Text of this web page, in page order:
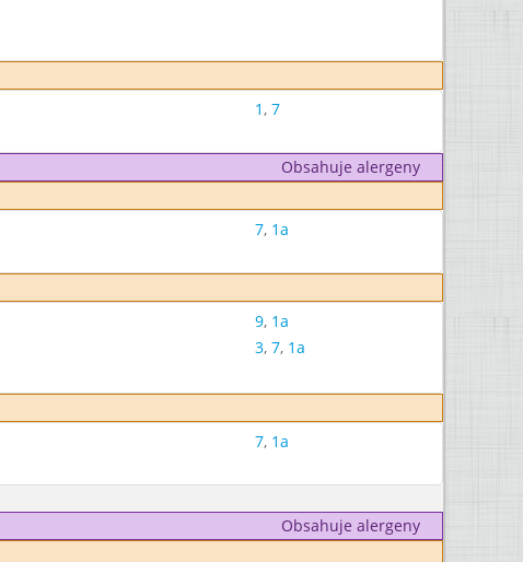
1, 7
Obsahuje alergeny
7, 1a
9, 1a
3, 7, 1a
7, 1a
Obsahuje alergeny